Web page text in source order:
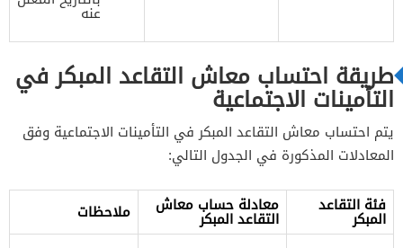
عنه
طريقة احتساب معاش التقاعد المبكر في
التأمينات الاجتماعية
يتم احتساب معاش التقاعد المبكر في التأمينات الاجتماعية وفق
المعادلات المذكورة في الجدول التالي:
فئة التقاعد
المبكر
معادلة حساب معاش
التقاعد المبكر ملاحظات